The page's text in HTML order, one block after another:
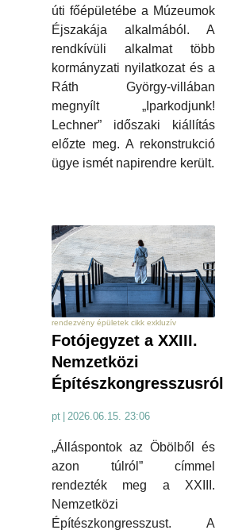
úti főépületébe a Múzeumok
Éjszakája alkalmából. A
rendkívüli alkalmat több
kormányzati nyilatkozat és a
Ráth György-villában
megnyílt „Iparkodjunk!
Lechner” időszaki kiállítás
előzte meg. A rekonstrukció
ügye ismét napirendre került.
rendezvény épületek cikk exkluzív
Fotójegyzet a XXIII.
Nemzetközi
Építészkongresszusról
pt | 2026.06.15. 23:06
„Álláspontok az Öbölből és
azon túlról” címmel
rendezték meg a XXIII.
Nemzetközi
Építészkongresszust. A